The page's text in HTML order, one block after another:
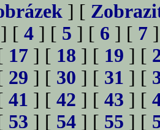
] [
] [ 4 ] [ 5 ] [ 6 ] [ 7
17 ] [ 18 ] [ 19 ] [
29 ] [ 30 ] [ 31 ] [
41 ] [ 42 ] [ 43 ] [
53 ] [ 54 ] [ 55 ] [